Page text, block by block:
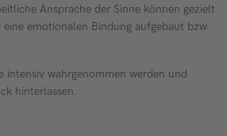
Ansprache der Sinne können gezielt
emotionalen Bindung aufgebaut bzw.
intensiv wahrgenommen werden und
hinterlassen.